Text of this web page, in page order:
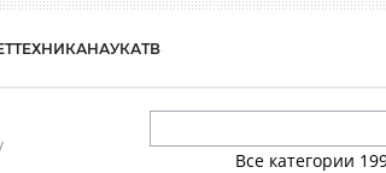
ТЕХНИКАНАУКАТВ
Все категории